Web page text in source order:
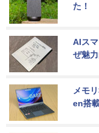
た！
AIス
ぜ魅
メモ
en搭